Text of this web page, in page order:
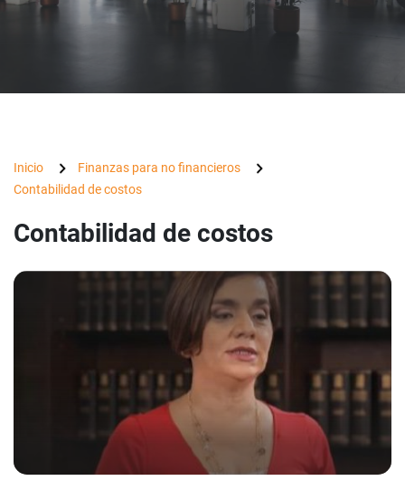
Inicio
Finanzas para no financieros
Contabilidad de costos
Contabilidad de costos